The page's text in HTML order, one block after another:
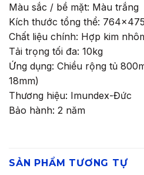
Màu sắc / bề mặt: Màu trắng
Kích thước tổng thể:
Chất liệu chính: Hợp kim
Tải trọng tối đa: 10kg
Ứng dụng: Chiều rộng tủ
18mm)
Thương hiệu: Imundex-Đức
Bảo hành: 2 năm
SẢN PHẨM TƯƠNG TỰ